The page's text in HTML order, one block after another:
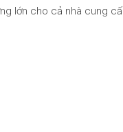
lớn cho cả nhà cung